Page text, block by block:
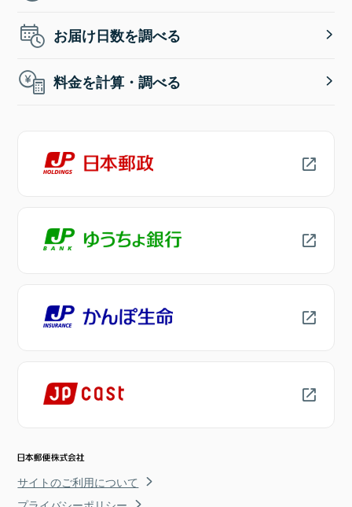
お届け日数を調べる
料金を計算・調べる
サイトのご利用について